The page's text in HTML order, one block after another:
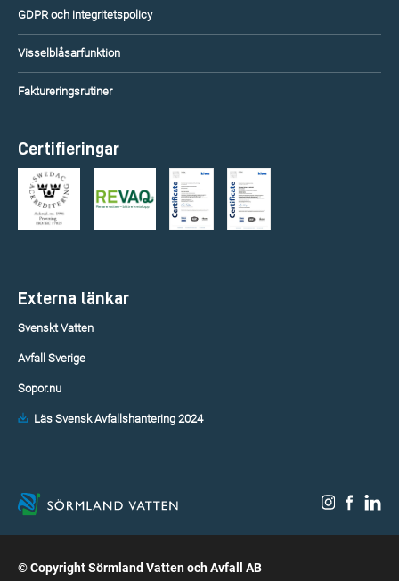
GDPR och integritetspolicy
Visselblåsarfunktion
Faktureringsrutiner
Certifieringar
Externa länkar
Svenskt Vatten
Avfall Sverige
Sopor.nu
Läs Svensk Avfallshantering 2024
© Copyright Sörmland Vatten och Avfall AB